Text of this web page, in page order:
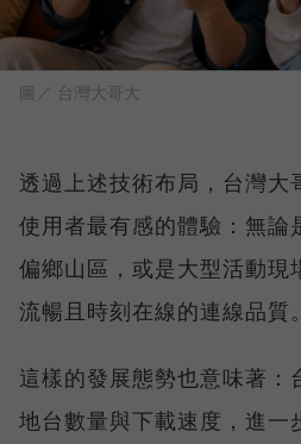
圖／ 台灣大哥大
透過上述技術布局，台灣大
使用者最有感的體驗：無論
偏鄉山區，或是大型活動現
流暢且時刻在線的連線品質。
這樣的發展態勢也意味著：
地台數量與下載速度，進一